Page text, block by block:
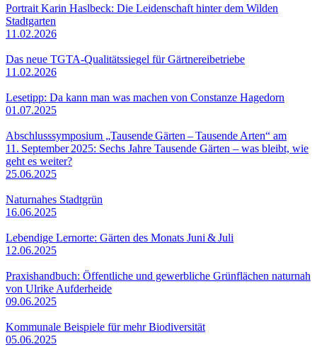
Portrait Karin Haslbeck: Die Leidenschaft hinter dem Wilden
Stadtgarten
11.02.2026
Das neue TGTA-Qualitätssiegel für Gärtnereibetriebe
11.02.2026
Lesetipp: Da kann man was machen von Constanze Hagedorn
01.07.2025
Abschlusssymposium „Tausende Gärten – Tausende Arten“ am
11. September 2025: Sechs Jahre Tausende Gärten – was bleibt, wie
geht es weiter?
25.06.2025
Naturnahes Stadtgrün
16.06.2025
Lebendige Lernorte: Gärten des Monats Juni & Juli
12.06.2025
Praxishandbuch: Öffentliche und gewerbliche Grünflächen naturnah
von Ulrike Aufderheide
09.06.2025
Kommunale Beispiele für mehr Biodiversität
05.06.2025